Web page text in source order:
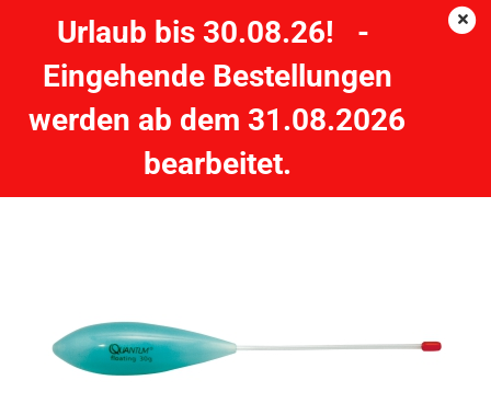
Urlaub bis 30.08.26! -
Eingehende Bestellungen
werden ab dem 31.08.2026
bearbeitet.
QUANTUM Smart Sbirolino floating schwimmend 30g